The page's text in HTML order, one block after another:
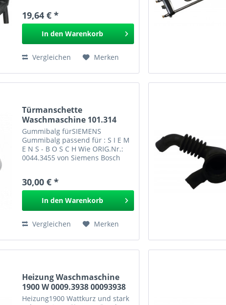
Laugenpumpe
19,64 € *
In den Warenkorb
Vergleichen Merken
Türmanschette
Waschmaschine 101.314
Gummibalg fürSIEMENS
Gummibalg passend für : S I E M
E N S - B O S C H Wie ORIG.Nr.:
0044.3455 von Siemens Bosch
30,00 € *
In den Warenkorb
Vergleichen Merken
Heizung Waschmaschine
1900 W 0009.3938 00093938
Heizung1900 Wattkurz und stark